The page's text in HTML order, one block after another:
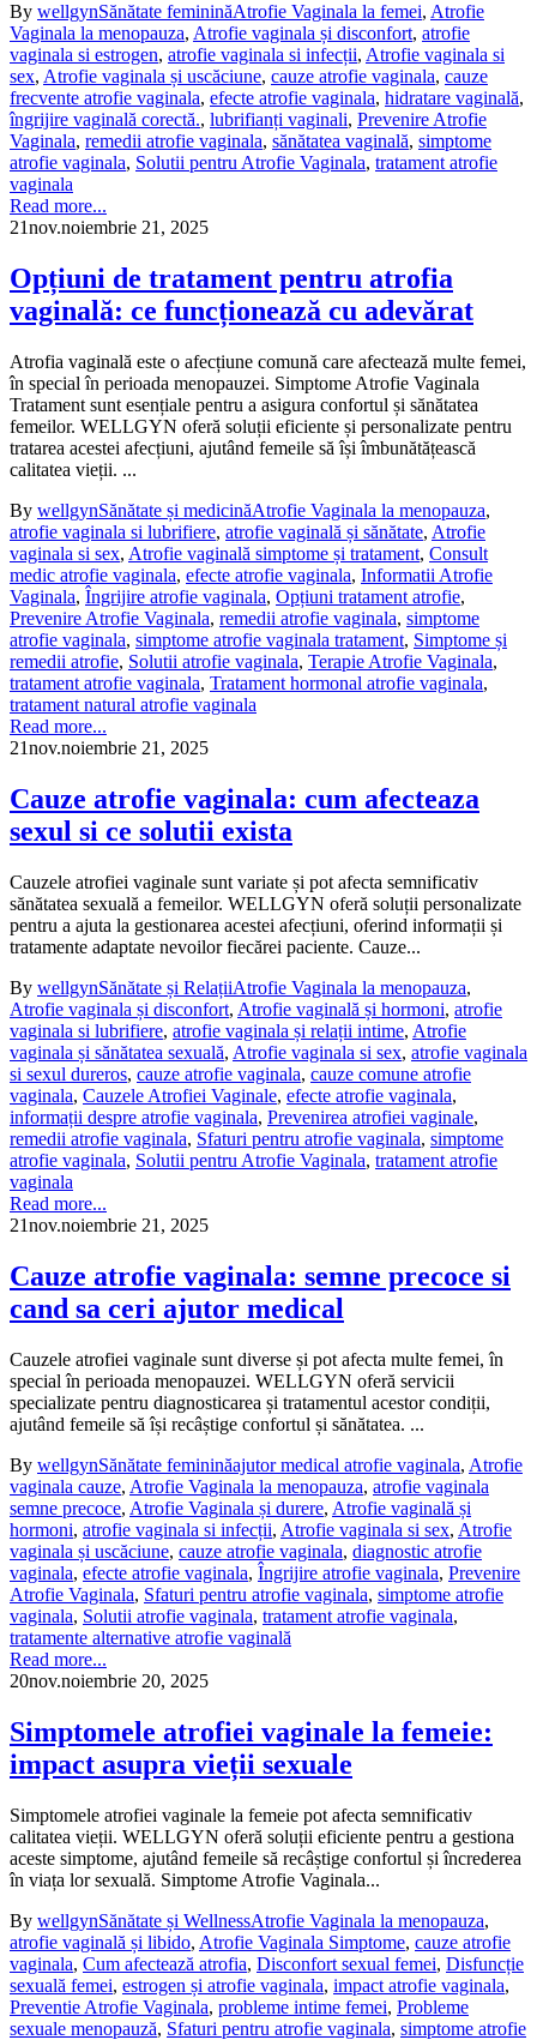
By wellgynSănătate femininăAtrofie Vaginala la femei, Atrofie
Vaginala la menopauza, Atrofie vaginala și disconfort, atrofie
vaginala si estrogen, atrofie vaginala si infecții, Atrofie vaginala si
sex, Atrofie vaginala și uscăciune, cauze atrofie vaginala, cauze
frecvente atrofie vaginala, efecte atrofie vaginala, hidratare vaginală,
îngrijire vaginală corectă., lubrifianți vaginali, Prevenire Atrofie
Vaginala, remedii atrofie vaginala, sănătatea vaginală, simptome
atrofie vaginala, Solutii pentru Atrofie Vaginala, tratament atrofie
vaginala
Read more...
21nov.noiembrie 21, 2025
Opțiuni de tratament pentru atrofia
vaginală: ce funcționează cu adevărat
Atrofia vaginală este o afecțiune comună care afectează multe femei,
în special în perioada menopauzei. Simptome Atrofie Vaginala
Tratament sunt esențiale pentru a asigura confortul și sănătatea
femeilor. WELLGYN oferă soluții eficiente și personalizate pentru
tratarea acestei afecțiuni, ajutând femeile să își îmbunătățească
calitatea vieții. ...
By wellgynSănătate și medicinăAtrofie Vaginala la menopauza,
atrofie vaginala si lubrifiere, atrofie vaginală și sănătate, Atrofie
vaginala si sex, Atrofie vaginală simptome și tratament, Consult
medic atrofie vaginala, efecte atrofie vaginala, Informatii Atrofie
Vaginala, Îngrijire atrofie vaginala, Opțiuni tratament atrofie,
Prevenire Atrofie Vaginala, remedii atrofie vaginala, simptome
atrofie vaginala, simptome atrofie vaginala tratament, Simptome și
remedii atrofie, Solutii atrofie vaginala, Terapie Atrofie Vaginala,
tratament atrofie vaginala, Tratament hormonal atrofie vaginala,
tratament natural atrofie vaginala
Read more...
21nov.noiembrie 21, 2025
Cauze atrofie vaginala: cum afecteaza
sexul si ce solutii exista
Cauzele atrofiei vaginale sunt variate și pot afecta semnificativ
sănătatea sexuală a femeilor. WELLGYN oferă soluții personalizate
pentru a ajuta la gestionarea acestei afecțiuni, oferind informații și
tratamente adaptate nevoilor fiecărei paciente. Cauze...
By wellgynSănătate și RelațiiAtrofie Vaginala la menopauza,
Atrofie vaginala și disconfort, Atrofie vaginală și hormoni, atrofie
vaginala si lubrifiere, atrofie vaginala și relații intime, Atrofie
vaginala și sănătatea sexuală, Atrofie vaginala si sex, atrofie vaginala
si sexul dureros, cauze atrofie vaginala, cauze comune atrofie
vaginala, Cauzele Atrofiei Vaginale, efecte atrofie vaginala,
informații despre atrofie vaginala, Prevenirea atrofiei vaginale,
remedii atrofie vaginala, Sfaturi pentru atrofie vaginala, simptome
atrofie vaginala, Solutii pentru Atrofie Vaginala, tratament atrofie
vaginala
Read more...
21nov.noiembrie 21, 2025
Cauze atrofie vaginala: semne precoce si
cand sa ceri ajutor medical
Cauzele atrofiei vaginale sunt diverse și pot afecta multe femei, în
special în perioada menopauzei. WELLGYN oferă servicii
specializate pentru diagnosticarea și tratamentul acestor condiții,
ajutând femeile să își recâștige confortul și sănătatea. ...
By wellgynSănătate femininăajutor medical atrofie vaginala, Atrofie
vaginala cauze, Atrofie Vaginala la menopauza, atrofie vaginala
semne precoce, Atrofie Vaginala și durere, Atrofie vaginală și
hormoni, atrofie vaginala si infecții, Atrofie vaginala si sex, Atrofie
vaginala și uscăciune, cauze atrofie vaginala, diagnostic atrofie
vaginala, efecte atrofie vaginala, Îngrijire atrofie vaginala, Prevenire
Atrofie Vaginala, Sfaturi pentru atrofie vaginala, simptome atrofie
vaginala, Solutii atrofie vaginala, tratament atrofie vaginala,
tratamente alternative atrofie vaginală
Read more...
20nov.noiembrie 20, 2025
Simptomele atrofiei vaginale la femeie:
impact asupra vieții sexuale
Simptomele atrofiei vaginale la femeie pot afecta semnificativ
calitatea vieții. WELLGYN oferă soluții eficiente pentru a gestiona
aceste simptome, ajutând femeile să recâștige confortul și încrederea
în viața lor sexuală. Simptome Atrofie Vaginala...
By wellgynSănătate și WellnessAtrofie Vaginala la menopauza,
atrofie vaginală și libido, Atrofie Vaginala Simptome, cauze atrofie
vaginala, Cum afectează atrofia, Disconfort sexual femei, Disfuncție
sexuală femei, estrogen și atrofie vaginala, impact atrofie vaginala,
Preventie Atrofie Vaginala, probleme intime femei, Probleme
sexuale menopauză, Sfaturi pentru atrofie vaginala, simptome atrofie